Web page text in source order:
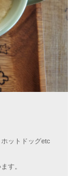
ットドッグetc
す。